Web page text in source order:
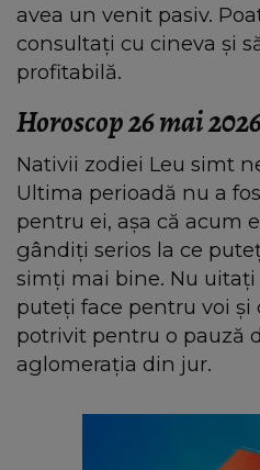
avea un venit pasiv.
consultați cu cineva și
profitabilă.
Horoscop 26 mai
Nativii zodiei Leu simt
Ultima perioadă nu a
pentru ei, așa că acum
gândiți serios la ce
simți mai bine. Nu
puteți face pentru voi și
potrivit pentru o pauză
aglomerația din jur.